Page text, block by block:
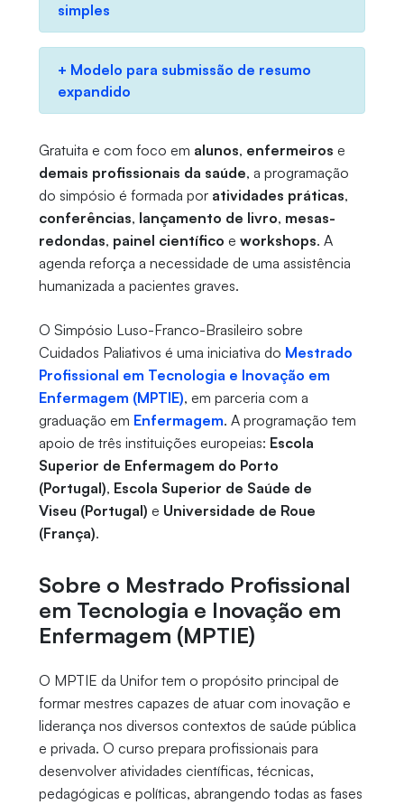
simples
+ Modelo para submissão de resumo
expandido
Gratuita e com foco em alunos, enfermeiros e
demais profissionais da saúde, a programação
do simpósio é formada por atividades práticas,
conferências, lançamento de livro, mesas-
redondas, painel científico e workshops. A
agenda reforça a necessidade de uma assistência
humanizada a pacientes graves.
O Simpósio Luso-Franco-Brasileiro sobre
Cuidados Paliativos é uma iniciativa do Mestrado
Profissional em Tecnologia e Inovação em
Enfermagem (MPTIE), em parceria com a
graduação em Enfermagem. A programação tem
apoio de três instituições europeias: Escola
Superior de Enfermagem do Porto
(Portugal), Escola Superior de Saúde de
Viseu (Portugal) e Universidade de Roue
(França).
Sobre o Mestrado Profissional
em Tecnologia e Inovação em
Enfermagem (MPTIE)
O MPTIE da Unifor tem o propósito principal de
formar mestres capazes de atuar com inovação e
liderança nos diversos contextos de saúde pública
e privada. O curso prepara profissionais para
desenvolver atividades científicas, técnicas,
pedagógicas e políticas, abrangendo todas as fases